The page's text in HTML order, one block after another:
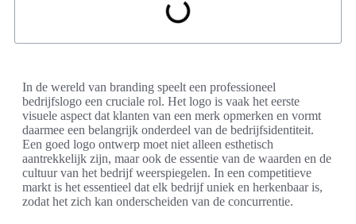
In de wereld van branding speelt een professioneel
bedrijfslogo een cruciale rol. Het logo is vaak het eerste
visuele aspect dat klanten van een merk opmerken en vormt
daarmee een belangrijk onderdeel van de bedrijfsidentiteit.
Een goed logo ontwerp moet niet alleen esthetisch
aantrekkelijk zijn, maar ook de essentie van de waarden en de
cultuur van het bedrijf weerspiegelen. In een competitieve
markt is het essentieel dat elk bedrijf uniek en herkenbaar is,
zodat het zich kan onderscheiden van de concurrentie.